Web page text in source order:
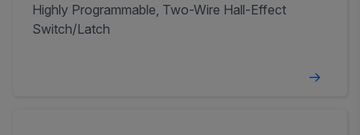
Highly Programmable, Two-Wire Hall-Effect
Switch/Latch